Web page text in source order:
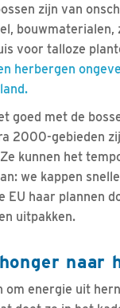
zijn van
voor talloze
herbergen
goed met de
2000-gebieden
kunnen het
we kappen
EU haar plannen
uitpakken.
naar
om energie uit